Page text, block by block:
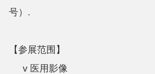
号）.
【参展范围】
v 医用影像